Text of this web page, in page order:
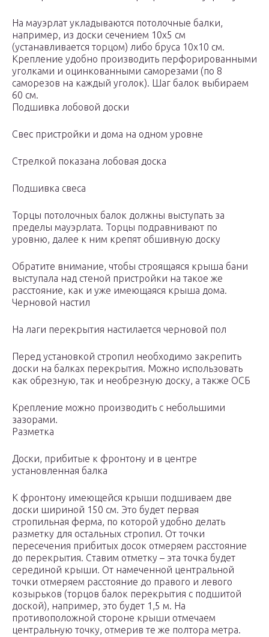
На мауэрлат укладываются потолочные балки,
например, из доски сечением 10х5 см
(устанавливается торцом) либо бруса 10х10 см.
Крепление удобно производить перфорированными
уголками и оцинкованными саморезами (по 8
саморезов на каждый уголок). Шаг балок выбираем
60 см.
Подшивка лобовой доски
Свес пристройки и дома на одном уровне
Стрелкой показана лобовая доска
Подшивка свеса
Торцы потолочных балок должны выступать за
пределы мауэрлата. Торцы подравнивают по
уровню, далее к ним крепят обшивную доску
Обратите внимание, чтобы строящаяся крыша бани
выступала над стеной пристройки на такое же
расстояние, как и уже имеющаяся крыша дома.
Черновой настил
На лаги перекрытия настилается черновой пол
Перед установкой стропил необходимо закрепить
доски на балках перекрытия. Можно использовать
как обрезную, так и необрезную доску, а также ОСБ
Крепление можно производить с небольшими
зазорами.
Разметка
Доски, прибитые к фронтону и в центре
установленная балка
К фронтону имеющейся крыши подшиваем две
доски шириной 150 см. Это будет первая
стропильная ферма, по которой удобно делать
разметку для остальных стропил. От точки
пересечения прибитых досок отмеряем расстояние
до перекрытия. Ставим отметку – эта точка будет
серединой крыши. От намеченной центральной
точки отмеряем расстояние до правого и левого
козырьков (торцов балок перекрытия с подшитой
доской), например, это будет 1,5 м. На
противоположной стороне крыши отмечаем
центральную точку, отмерив те же полтора метра.